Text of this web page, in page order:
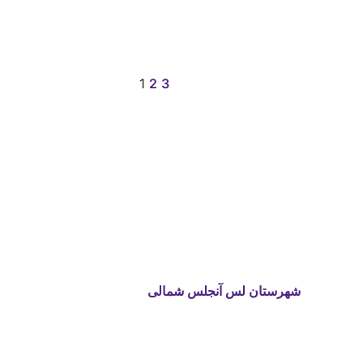
1 2 3
شهرستان لس آنجلس شمالی